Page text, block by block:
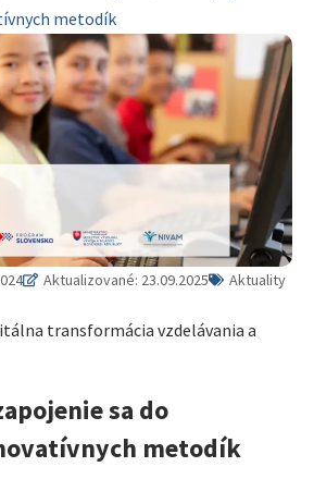
metodík
Aktualizované: 23.09.2025 Aktuality
transformácia vzdelávania a
sa do
metodík